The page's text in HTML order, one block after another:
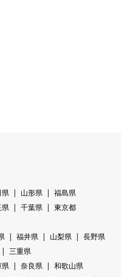
県 山形県
福島県
県 千葉県
東京都
福井県 山梨県
長野県
三重県
県 奈良県
和歌山県